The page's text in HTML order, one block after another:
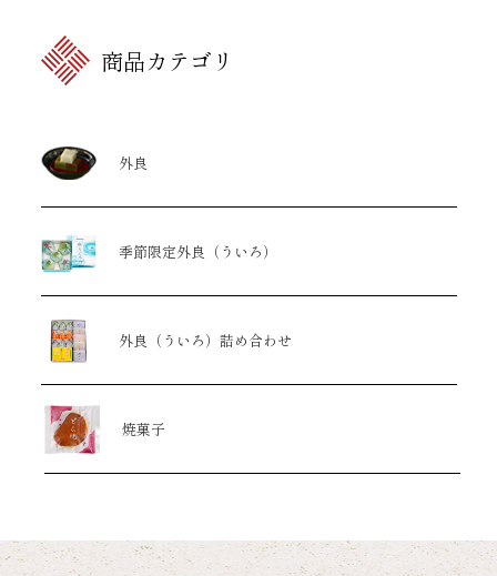
商品カテゴリ
外良
季節限定外良（ういろ）
外良（ういろ）詰め合わせ
焼菓子